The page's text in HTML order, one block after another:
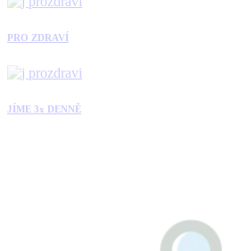
PRO ZDRAVÍ
JÍME 3x DENNĚ